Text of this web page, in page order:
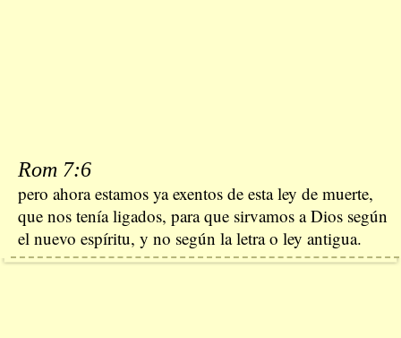
Rom 7:6
pero ahora estamos ya exentos de esta ley de muerte,
que nos tenía ligados, para que sirvamos a Dios según
el nuevo espíritu, y no según la letra o ley antigua.